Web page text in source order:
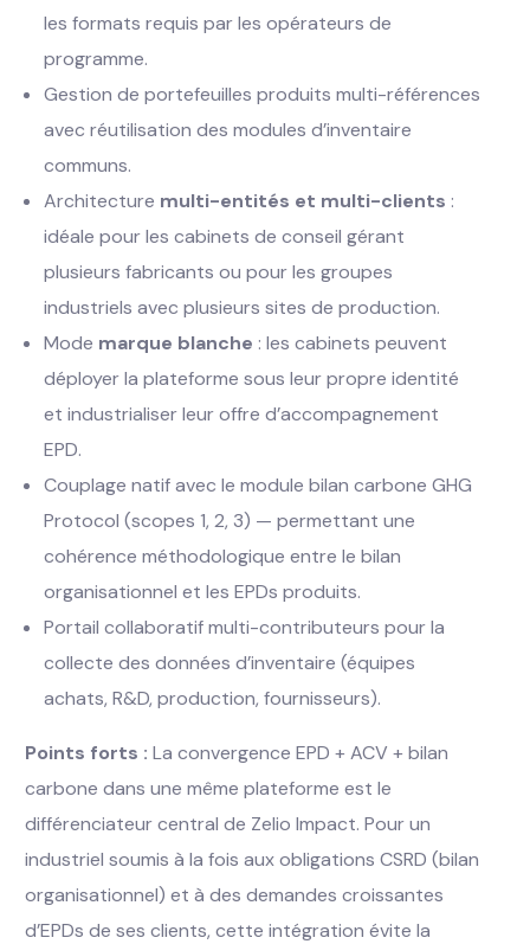
les formats requis par les opérateurs de
programme.
Gestion de portefeuilles produits multi-références
avec réutilisation des modules d’inventaire
communs.
Architecture multi-entités et multi-clients :
idéale pour les cabinets de conseil gérant
plusieurs fabricants ou pour les groupes
industriels avec plusieurs sites de production.
Mode marque blanche : les cabinets peuvent
déployer la plateforme sous leur propre identité
et industrialiser leur offre d’accompagnement
EPD.
Couplage natif avec le module bilan carbone GHG
Protocol (scopes 1, 2, 3) — permettant une
cohérence méthodologique entre le bilan
organisationnel et les EPDs produits.
Portail collaboratif multi-contributeurs pour la
collecte des données d’inventaire (équipes
achats, R&D, production, fournisseurs).
Points forts : La convergence EPD + ACV + bilan
carbone dans une même plateforme est le
différenciateur central de Zelio Impact. Pour un
industriel soumis à la fois aux obligations CSRD (bilan
organisationnel) et à des demandes croissantes
d’EPDs de ses clients, cette intégration évite la